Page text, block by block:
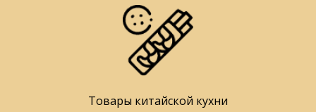
Товары китайской кухни